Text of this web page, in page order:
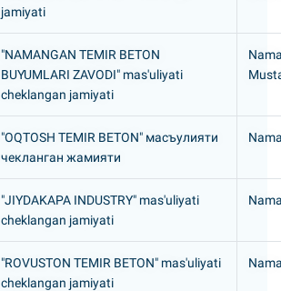
jamiyati
"NAMANGAN TEMIR BETON
BUYUMLARI ZAVODI" mas'uliyati
cheklangan jamiyati
"OQTOSH TEMIR BETON" масъулияти
чекланган жамияти
"JIYDAKAPA INDUSTRY" mas'uliyati
cheklangan jamiyati
"ROVUSTON TEMIR BETON" mas'uliyati
cheklangan jamiyati